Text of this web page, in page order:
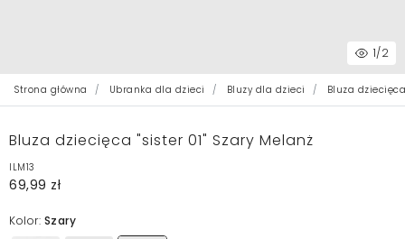
1/2
Strona główna Ubranka dla dzieci Bluzy dla dzieci Bluza
Bluza dziecięca "sister 01" Szary Melanż
ILM13
69,99 zł
Kolor: Szary